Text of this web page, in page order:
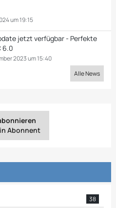
um 19:15
jetzt verfügbar - Perfekte
6.0
2023 um 15:40
Alle News
Abonnent
38